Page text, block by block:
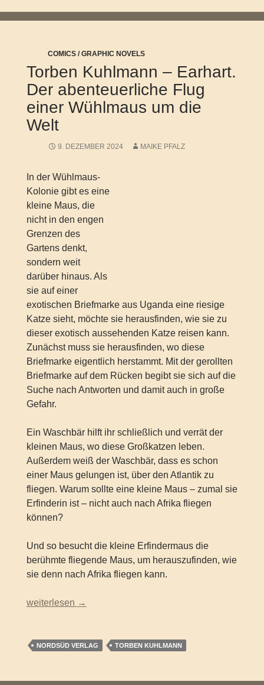
COMICS / GRAPHIC NOVELS
Torben Kuhlmann – Earhart.
Der abenteuerliche Flug
einer Wühlmaus um die
Welt
9. DEZEMBER 2024 MAIKE PFALZ
In der Wühlmaus-
Kolonie gibt es eine
kleine Maus, die
nicht in den engen
Grenzen des
Gartens denkt,
sondern weit
darüber hinaus. Als
sie auf einer
exotischen Briefmarke aus Uganda eine riesige
Katze sieht, möchte sie herausfinden, wie sie zu
dieser exotisch aussehenden Katze reisen kann.
Zunächst muss sie herausfinden, wo diese
Briefmarke eigentlich herstammt. Mit der gerollten
Briefmarke auf dem Rücken begibt sie sich auf die
Suche nach Antworten und damit auch in große
Gefahr.
Ein Waschbär hilft ihr schließlich und verrät der
kleinen Maus, wo diese Großkatzen leben.
Außerdem weiß der Waschbär, dass es schon
einer Maus gelungen ist, über den Atlantik zu
fliegen. Warum sollte eine kleine Maus – zumal sie
Erfinderin ist – nicht auch nach Afrika fliegen
können?
Und so besucht die kleine Erfindermaus die
berühmte fliegende Maus, um herauszufinden, wie
sie denn nach Afrika fliegen kann.
Torben Kuhlmann – Earhart. Der abenteuerliche Flug
weiterlesen →
NORDSÜD VERLAG TORBEN KUHLMANN